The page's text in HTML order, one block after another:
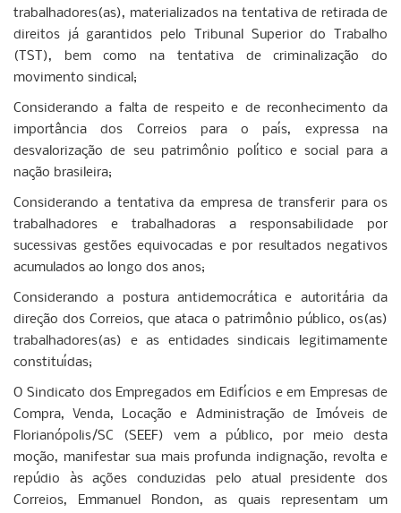
trabalhadores(as), materializados na tentativa de retirada de
direitos já garantidos pelo Tribunal Superior do Trabalho
(TST), bem como na tentativa de criminalização do
movimento sindical;
Considerando a falta de respeito e de reconhecimento da
importância dos Correios para o país, expressa na
desvalorização de seu patrimônio político e social para a
nação brasileira;
Considerando a tentativa da empresa de transferir para os
trabalhadores e trabalhadoras a responsabilidade por
sucessivas gestões equivocadas e por resultados negativos
acumulados ao longo dos anos;
Considerando a postura antidemocrática e autoritária da
direção dos Correios, que ataca o patrimônio público, os(as)
trabalhadores(as) e as entidades sindicais legitimamente
constituídas;
O Sindicato dos Empregados em Edifícios e em Empresas de
Compra, Venda, Locação e Administração de Imóveis de
Florianópolis/SC (SEEF) vem a público, por meio desta
moção, manifestar sua mais profunda indignação, revolta e
repúdio às ações conduzidas pelo atual presidente dos
Correios, Emmanuel Rondon, as quais representam um